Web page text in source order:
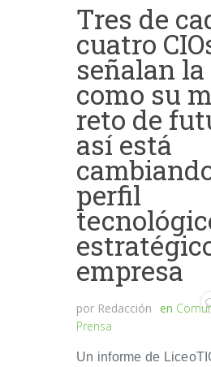
Tres de
cuatro
señalan
como su
reto de
así está
perfil
empresa
por Redacción en
Prensa
Un informe de